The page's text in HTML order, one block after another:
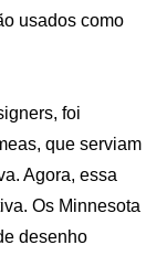
usados ​​como
foi
que serviam
Agora, essa
Os Minnesota
desenho